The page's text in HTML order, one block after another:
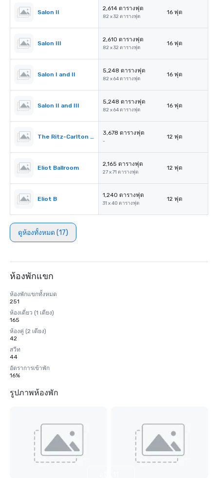
Salon II
2,614 ตารางฟุต
82 x 32 ตารางฟุต
16 ฟุต
Salon III
2,610 ตารางฟุต
82 x 32 ตารางฟุต
16 ฟุต
Salon I and II
5,248 ตารางฟุต
82 x 64 ตารางฟุต
16 ฟุต
Salon II and III
5,248 ตารางฟุต
82 x 64 ตารางฟุต
16 ฟุต
The Ritz-Carlton Pre-Function
3,678 ตารางฟุต
-
12 ฟุต
Eliot Ballroom
2,165 ตารางฟุต
27 x 71 ตารางฟุต
12 ฟุต
Eliot B
1,240 ตารางฟุต
31 x 40 ตารางฟุต
12 ฟุต
ดูห้องทั้งหมด (17)
ห้องพักแขก
ห้องพักแขกทั้งหมด
251
ห้องเดี่ยว (1 เตียง)
165
ห้องคู่ (2 เตียง)
42
สวีท
44
อัตราการเข้าพัก
16%
รูปภาพห้องพัก